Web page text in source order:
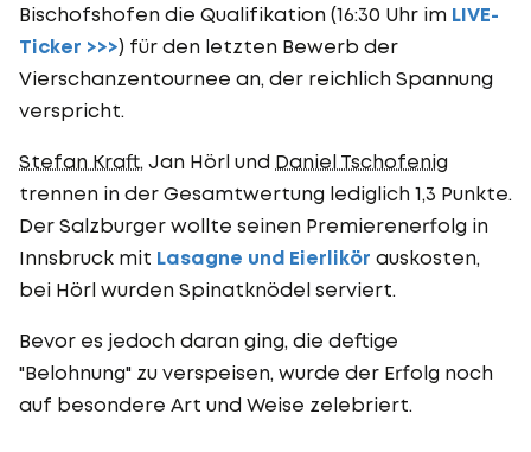
Bischofshofen die Qualifikation (16:30 Uhr im LIVE-
Ticker >>>) für den letzten Bewerb der
Vierschanzentournee an, der reichlich Spannung
verspricht.
Stefan Kraft, Jan Hörl und Daniel Tschofenig
trennen in der Gesamtwertung lediglich 1,3 Punkte.
Der Salzburger wollte seinen Premierenerfolg in
Innsbruck mit Lasagne und Eierlikör auskosten,
bei Hörl wurden Spinatknödel serviert.
Bevor es jedoch daran ging, die deftige
"Belohnung" zu verspeisen, wurde der Erfolg noch
auf besondere Art und Weise zelebriert.